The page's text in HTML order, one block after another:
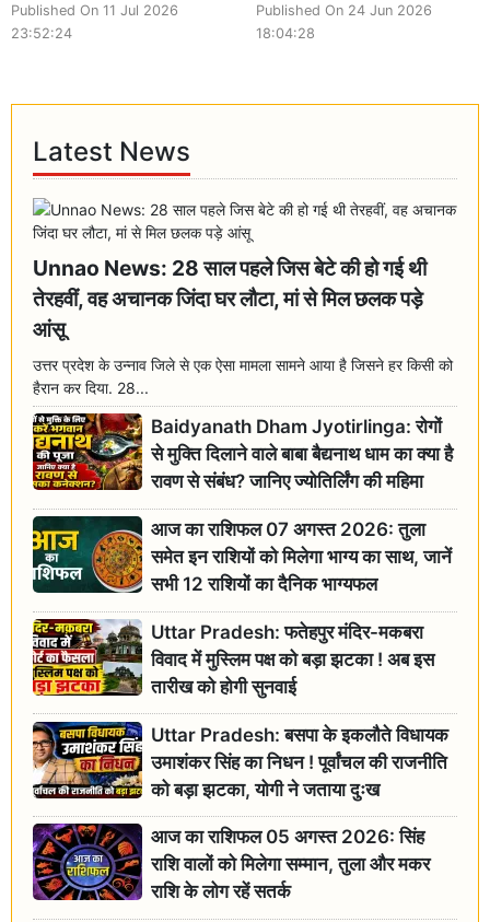
Published On 11 Jul 2026
23:52:24
Published On 24 Jun 2026
18:04:28
Latest News
Unnao News: 28 साल पहले जिस बेटे की हो गई थी
तेरहवीं, वह अचानक जिंदा घर लौटा, मां से मिल छलक पड़े
आंसू
उत्तर प्रदेश के उन्नाव जिले से एक ऐसा मामला सामने आया है जिसने हर किसी को
हैरान कर दिया. 28...
Baidyanath Dham Jyotirlinga: रोगों
से मुक्ति दिलाने वाले बाबा बैद्यनाथ धाम का क्या है
रावण से संबंध? जानिए ज्योतिर्लिंग की महिमा
आज का राशिफल 07 अगस्त 2026: तुला
समेत इन राशियों को मिलेगा भाग्य का साथ, जानें
सभी 12 राशियों का दैनिक भाग्यफल
Uttar Pradesh: फतेहपुर मंदिर-मकबरा
विवाद में मुस्लिम पक्ष को बड़ा झटका ! अब इस
तारीख को होगी सुनवाई
Uttar Pradesh: बसपा के इकलौते विधायक
उमाशंकर सिंह का निधन ! पूर्वांचल की राजनीति
को बड़ा झटका, योगी ने जताया दुःख
आज का राशिफल 05 अगस्त 2026: सिंह
राशि वालों को मिलेगा सम्मान, तुला और मकर
राशि के लोग रहें सतर्क